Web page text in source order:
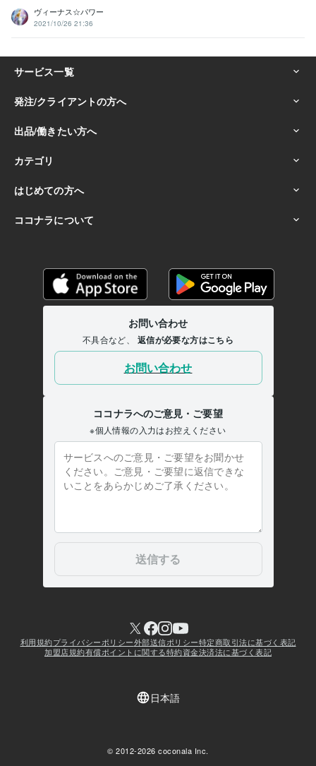
ヴィーナス☆パワー
2021/10/26 21:36